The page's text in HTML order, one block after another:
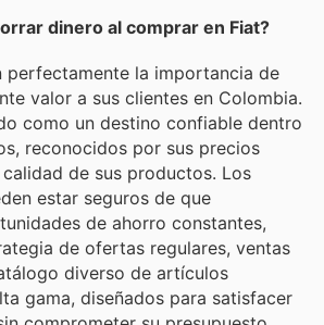
dinero al comprar en Fiat?
perfectamente la importancia de
valor a sus clientes en Colombia.
como un destino confiable dentro
reconocidos por sus precios
de sus productos. Los
estar seguros de que
de ahorro constantes,
de ofertas regulares, ventas
diverso de artículos
gama, diseñados para satisfacer